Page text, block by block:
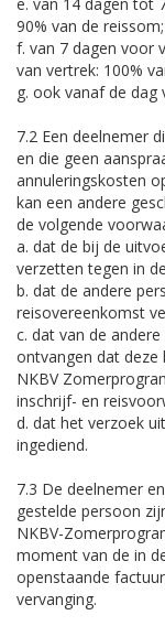
90% van de reissom;
f. van 7 dagen voor
van vertrek: 100%
g. ook vanaf de dag
7.2 Een deelnemer
en die geen
annuleringskosten
kan een andere
de volgende
a. dat de bij de
verzetten tegen in
b. dat de andere
reisovereenkomst
c. dat van de
ontvangen dat
NKBV
inschrijf- en
d. dat het verzoek
ingediend.
7.3 De deelnemer
gestelde persoon
NKBV-
moment van de in
openstaande
vervanging.